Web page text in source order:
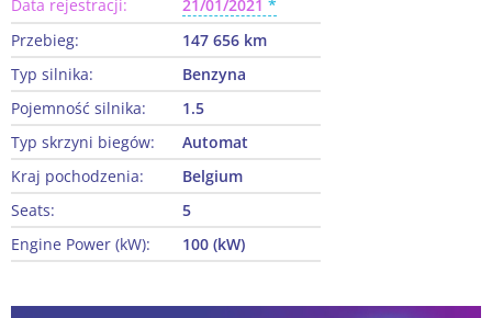
Data rejestracji:
21/01/2021
Przebieg:
147 656 km
Typ silnika:
Benzyna
Pojemność silnika:
1.5
Typ skrzyni biegów:
Automat
Kraj pochodzenia:
Belgium
Seats:
5
Engine Power (kW):
100 (kW)